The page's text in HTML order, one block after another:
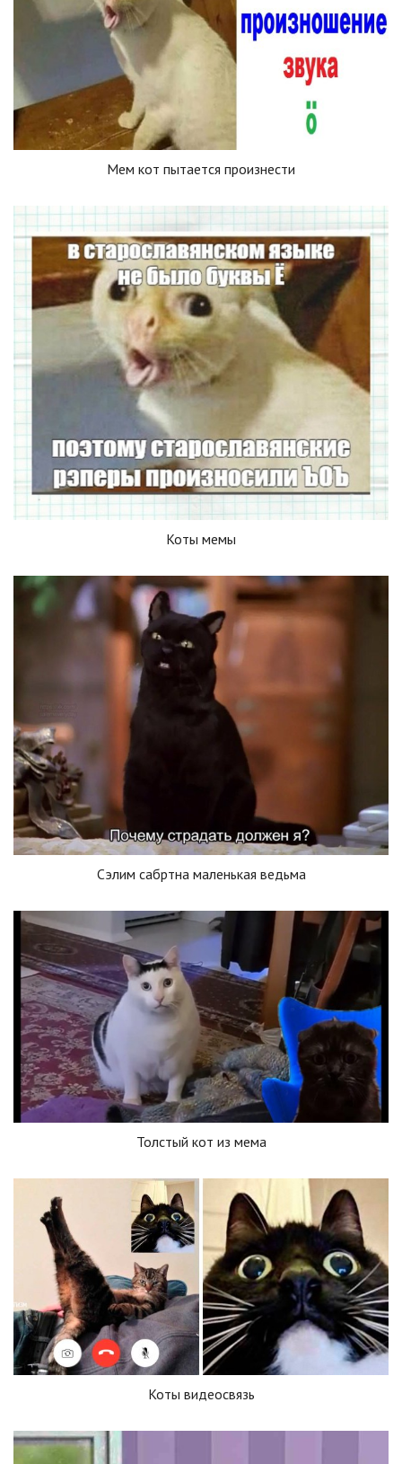
Мем кот пытается произнести
Коты мемы
Сэлим сабртна маленькая ведьма
Толстый кот из мема
Коты видеосвязь